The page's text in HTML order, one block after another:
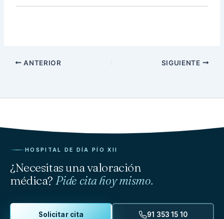
ANTERIOR SIGUIENTE
HOSPITAL DE DÍA PÍO XII
¿Necesitas una valoración
médica? Pide cita hoy mismo.
Solicitar cita 91 353 15 10